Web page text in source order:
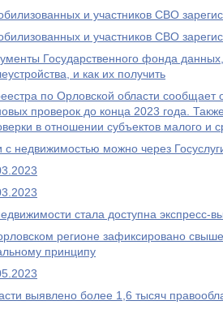
и участников СВО
и участников СВО
Государственного фонда
и как их получить
по Орловской области
проверок до конца 2023 года.
в отношении субъектов малого и
с недвижимостью можно через
стала доступна экспресс-
регионе зафиксировано
принципу
выявлено более 1,6 тысяч